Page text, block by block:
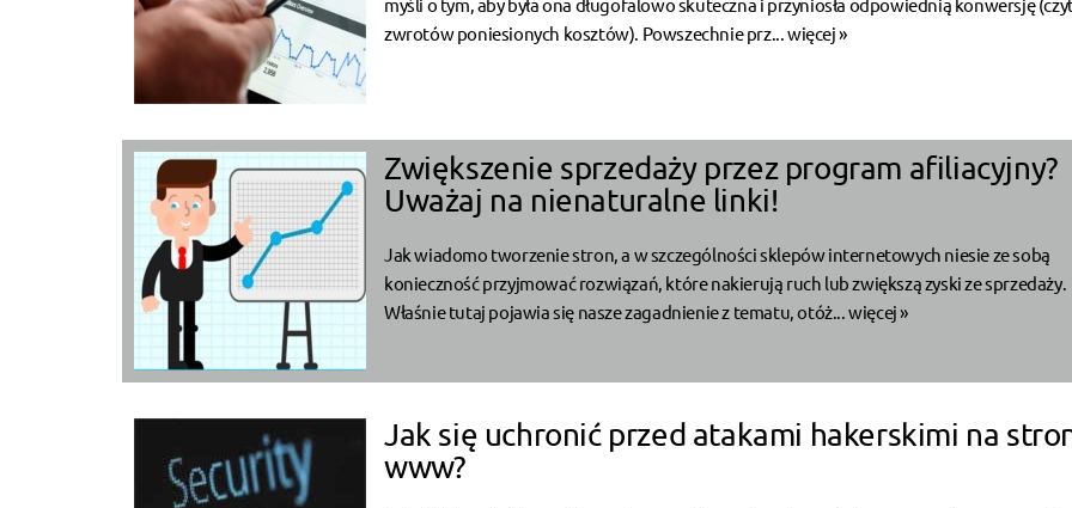
zwrotów poniesionych kosztów). Powszechnie prz...więcej »
Zwiększenie sprzedaży przez program afiliacyjny?
Uważaj na nienaturalne linki!
Jak wiadomo tworzenie stron, a w szczególności sklepów internetowych niesie ze sobą
konieczność przyjmować rozwiązań, które nakierują ruch lub zwiększą zyski ze sprzedaży.
Właśnie tutaj pojawia się nasze zagadnienie z tematu, otóż...więcej »
Jak się uchronić przed atakami hakerskimi na
www?